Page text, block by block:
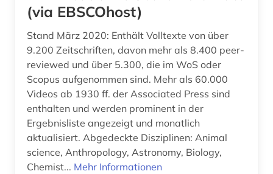
chemie (20)
chemistry (1)
chile (1)
china (9)
christentum (1)
commonwealth (8)
community currency (1)
(via EBSCOhost)
Stand März 2020: Enthält Volltexte von über
9.200 Zeitschriften, davon mehr als 8.400 peer-
reviewed und über 5.300, die im WoS oder
Scopus aufgenommen sind. Mehr als 60.000
Videos ab 1930 ff. der Associated Press sind
enthalten und werden prominent in der
Ergebnisliste angezeigt und monatlich
aktualisiert. Abgedeckte Disziplinen: Animal
science, Anthropology, Astronomy, Biology,
Chemist... Mehr Informationen